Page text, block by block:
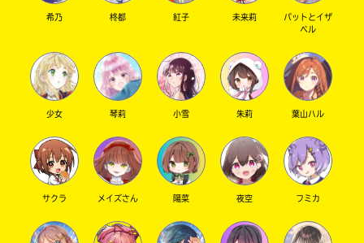
希乃 柊都 紅子 未来莉
パットとイザ
ベル
少女 琴莉 小雪 朱莉 葉山ハル
サクラ メイズさん 陽菜 夜空 フミカ